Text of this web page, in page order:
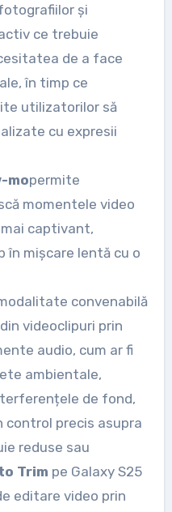
și
ce trebuie
de a face
în timp ce
utilizatorilor să
cu expresii
mopermite
momentele video
captivant,
în mișcare lentă cu o
convenabilă
videoclipuri prin
audio, cum ar fi
ambientale,
de fond,
precis asupra
reduse sau
Trim pe Galaxy S25
editare video prin